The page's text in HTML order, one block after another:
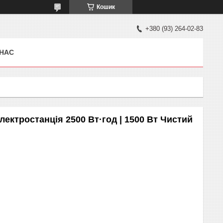
Кошик
+380 (93) 264-02-83
2500 Вт·год | 1500 Вт Чистий